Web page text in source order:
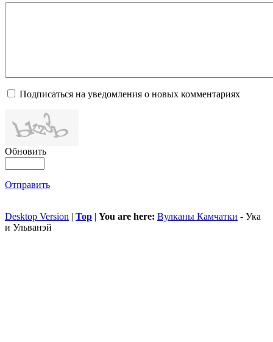
Подписаться на уведомления о новых комментариях
Обновить
Отправить
Desktop Version | Top | You are here: Вулканы Камчатки - Ука
и Ульванэй